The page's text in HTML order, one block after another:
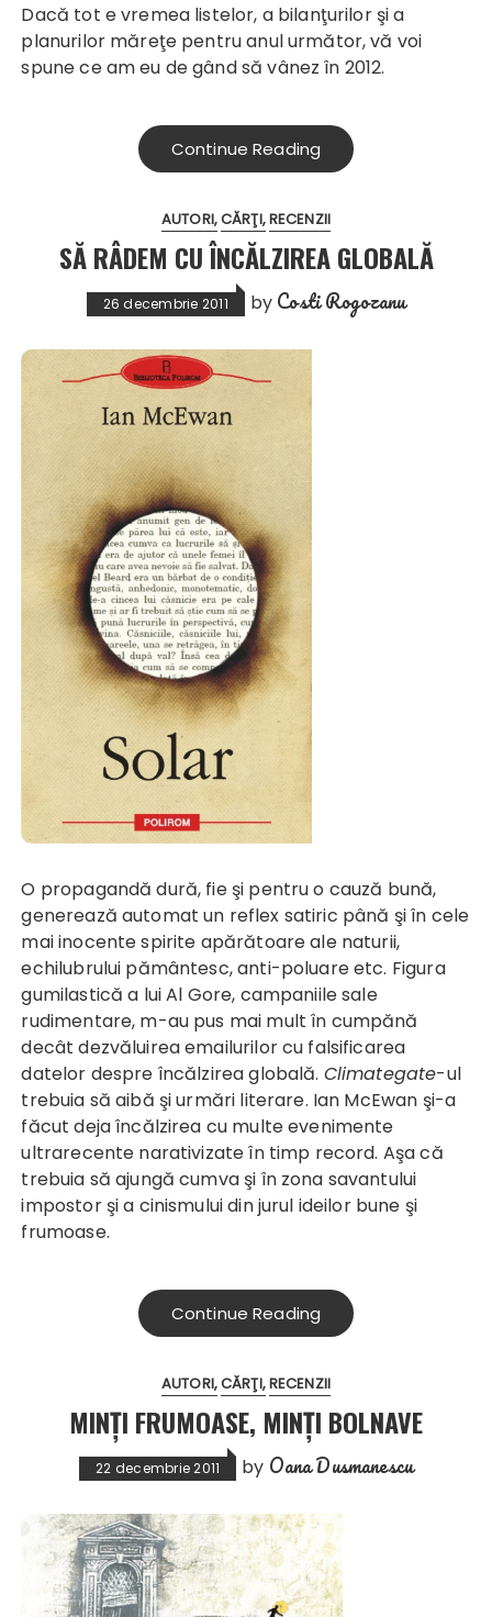
Dacă tot e vremea listelor, a bilanţurilor şi a
planurilor măreţe pentru anul următor, vă voi
spune ce am eu de gând să vânez în 2012.
Continue Reading
AUTORI CĂRŢI RECENZII
SĂ RÂDEM CU ÎNCĂLZIREA GLOBALĂ
26 decembrie 2011 by Costi Rogozanu
O propagandă dură, fie şi pentru o cauză bună,
generează automat un reflex satiric până şi în cele
mai inocente spirite apărătoare ale naturii,
echilubrului pământesc, anti-poluare etc. Figura
gumilastică a lui Al Gore, campaniile sale
rudimentare, m-au pus mai mult în cumpănă
decât dezvăluirea emailurilor cu falsificarea
datelor despre încălzirea globală. Climategate-ul
trebuia să aibă şi urmări literare. Ian McEwan şi-a
făcut deja încălzirea cu multe evenimente
ultrarecente narativizate în timp record. Aşa că
trebuia să ajungă cumva şi în zona savantului
impostor şi a cinismului din jurul ideilor bune şi
frumoase.
Continue Reading
AUTORI CĂRŢI RECENZII
MINŢI FRUMOASE, MINŢI BOLNAVE
22 decembrie 2011 by Oana Dusmanescu